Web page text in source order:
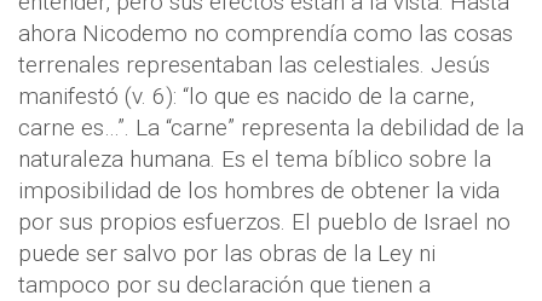
ahora Nicodemo no comprendía como las cosas
terrenales representaban las celestiales. Jesús
manifestó (v. 6): “lo que es nacido de la carne,
carne es…”. La “carne” representa la debilidad de la
naturaleza humana. Es el tema bíblico sobre la
imposibilidad de los hombres de obtener la vida
por sus propios esfuerzos. El pueblo de Israel no
puede ser salvo por las obras de la Ley ni
tampoco por su declaración que tienen a